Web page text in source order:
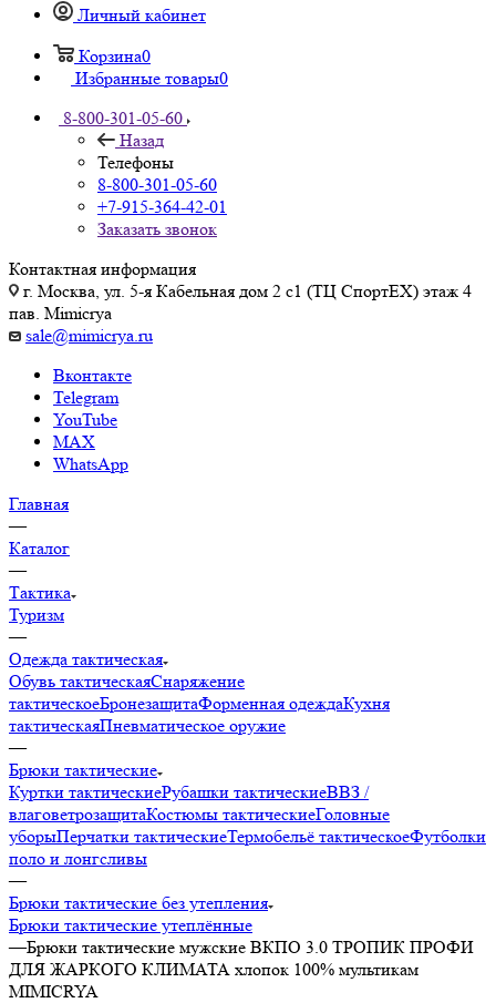
Личный кабинет
Корзина0
Избранные товары0
8-800-301-05-60
Назад
Телефоны
8-800-301-05-60
+7-915-364-42-01
Заказать звонок
Контактная информация
г. Москва, ул. 5-я Кабельная дом 2 с1 (ТЦ СпортEX) этаж 4
пав. Mimicrya
sale@mimicrya.ru
Вконтакте
Telegram
YouTube
MAX
WhatsApp
Главная
—
Каталог
—
Тактика
Туризм
—
Одежда тактическая
Обувь тактическаяСнаряжение
тактическоеБронезащитаФорменная одеждаКухня
тактическаяПневматическое оружие
—
Брюки тактические
Куртки тактическиеРубашки тактическиеВВЗ /
влаговетрозащитаКостюмы тактическиеГоловные
уборыПерчатки тактическиеТермобельё тактическоеФутболки
поло и лонгсливы
—
Брюки тактические без утепления
Брюки тактические утеплённые
—Брюки тактические мужские ВКПО 3.0 ТРОПИК ПРОФИ
ДЛЯ ЖАРКОГО КЛИМАТА хлопок 100% мультикам
MIMICRYA